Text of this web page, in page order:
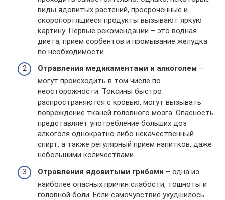
виды ядовитых растений, просроченные и
скоропортящиеся продукты вызывают яркую
картину. Первые рекомендации – это водная
диета, прием сорбентов и промывание желудка
по необходимости.
Отравления медикаментами и алкоголем –
могут происходить в том числе по
неосторожности. Токсины быстро
распространяются с кровью, могут вызывать
повреждение тканей головного мозга. Опасность
представляет употребление больших доз
алкоголя однократно либо некачественный
спирт, а также регулярный прием напитков, даже
небольшими количествами.
Отравления ядовитыми грибами – одна из
наиболее опасных причин слабости, тошноты и
головной боли. Если самочувствие ухудшилось